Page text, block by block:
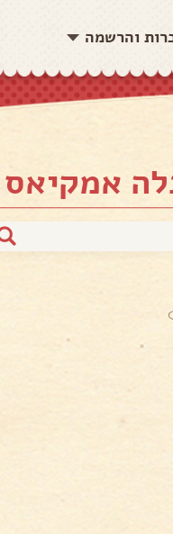
והרשמה
אמקיאס